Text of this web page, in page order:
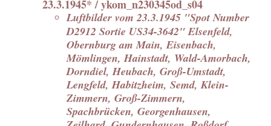
23.3.1945* / ykom_n230345od_s04
Luftbilder vom 23.3.1945 "Spot Number
D2912 Sortie US34-3642" Elsenfeld,
Obernburg am Main, Eisenbach,
Mömlingen, Hainstadt, Wald-Amorbach,
Dorndiel, Heubach, Groß-Umstadt,
Lengfeld, Habitzheim, Semd, Klein-
Zimmern, Groß-Zimmern,
Spachbrücken, Georgenhausen,